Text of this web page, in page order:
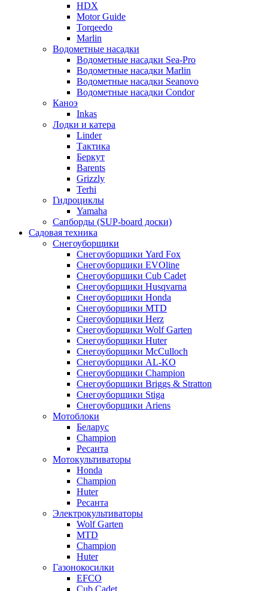
HDX
Motor Guide
Torqeedo
Marlin
Водометные насадки
Водометные насадки Sea-Pro
Водометные насадки Marlin
Водометные насадки Seanovo
Водометные насадки Condor
Каноэ
Inkas
Лодки и катера
Linder
Тактика
Беркут
Barents
Grizzly
Terhi
Гидроциклы
Yamaha
Сапборды (SUP-board доски)
Садовая техника
Снегоуборщики
Снегоуборщики Yard Fox
Снегоуборщики EVOline
Снегоуборщики Cub Cadet
Снегоуборщики Husqvarna
Снегоуборщики Honda
Снегоуборщики MTD
Снегоуборщики Herz
Снегоуборщики Wolf Garten
Снегоуборщики Huter
Снегоуборщики McCulloch
Снегоуборщики AL-KO
Снегоуборщики Champion
Снегоуборщики Briggs & Stratton
Снегоуборщики Stiga
Снегоуборщики Ariens
Мотоблоки
Беларус
Champion
Ресанта
Мотокультиваторы
Honda
Champion
Huter
Ресанта
Электрокультиваторы
Wolf Garten
MTD
Champion
Huter
Газонокосилки
EFCO
Cub Cadet